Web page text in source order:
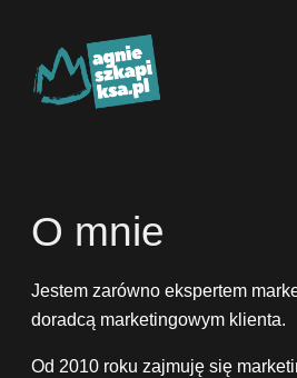
treści
O mnie
Jestem zarówno ekspertem
doradcą marketingowym klienta.
Od 2010 roku zajmuję się